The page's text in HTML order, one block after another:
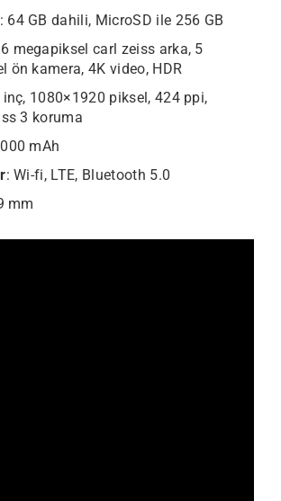
: 64 GB dahili, MicroSD ile 256 GB
megapiksel carl zeiss arka, 5
ön kamera, 4K video, HDR
inç, 1080×1920 piksel, 424 ppi,
3 koruma
mAh
: Wi-fi, LTE, Bluetooth 5.0
mm